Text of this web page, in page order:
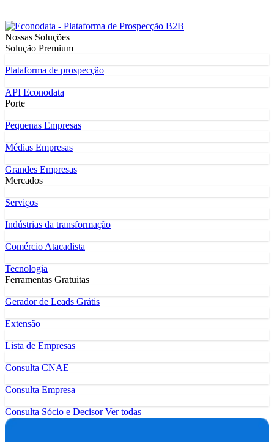
Nossas Soluções
Solução Premium
Plataforma de prospecção
API Econodata
Porte
Pequenas Empresas
Médias Empresas
Grandes Empresas
Mercados
Serviços
Indústrias da transformação
Comércio Atacadista
Tecnologia
Ferramentas Gratuitas
Gerador de Leads Grátis
Extensão
Lista de Empresas
Consulta CNAE
Consulta Empresa
Consulta Sócio e DecisorVer todas